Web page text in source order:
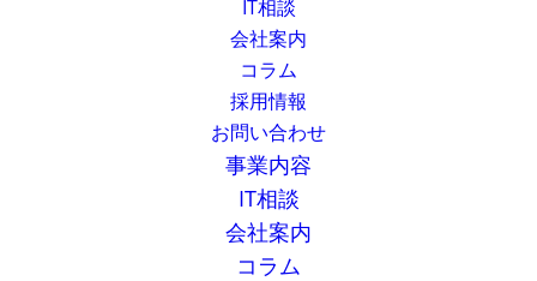
IT相談
会社案内
コラム
採用情報
お問い合わせ
事業内容
IT相談
会社案内
コラム